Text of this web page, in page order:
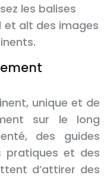
les balises
et alt des images
unique et de
sur le long
des guides
pratiques et des
d’attirer des